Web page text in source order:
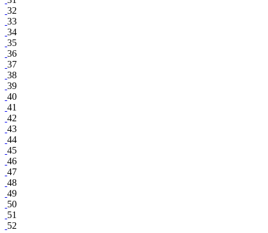
32
33
34
35
36
37
38
39
40
41
42
43
44
45
46
47
48
49
50
51
52